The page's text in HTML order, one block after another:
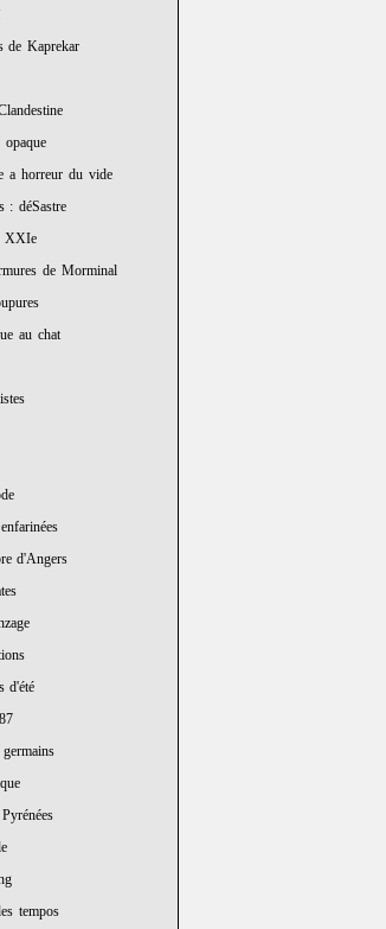
de Kaprekar
a horreur du vide
: déSastre
XXIe
de Morminal
au chat
d'Angers
d'été
tempos